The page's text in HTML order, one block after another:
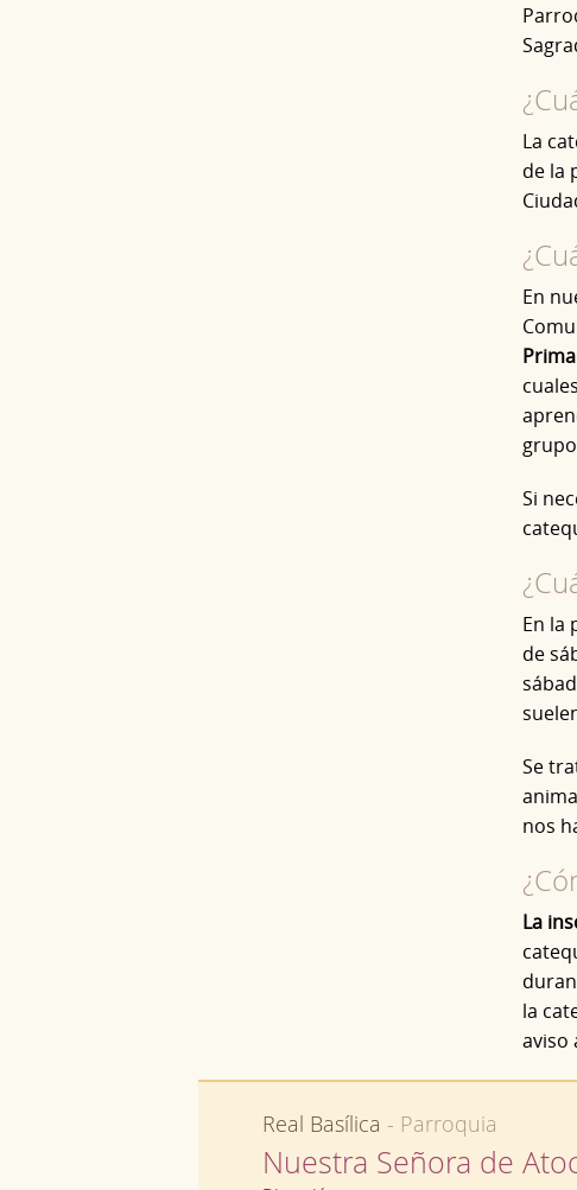
La
de la
En
cuales
Si
En la
de
Se
nos
La
la
aviso
Real Basílica - Parroquia
Nuestra Señora de